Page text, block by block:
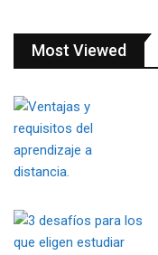
Most Viewed